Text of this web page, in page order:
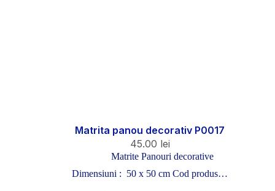
Matrita panou decorativ P0017
45.00 lei
Matrite Panouri decorative
Dimensiuni : 50 x 50 cm Cod produs…